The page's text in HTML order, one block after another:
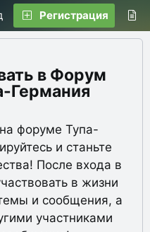
Регистрация
Форум
Германия
форуме Тупа-
и станьте
После входа в
в жизни
и сообщения, а
участниками